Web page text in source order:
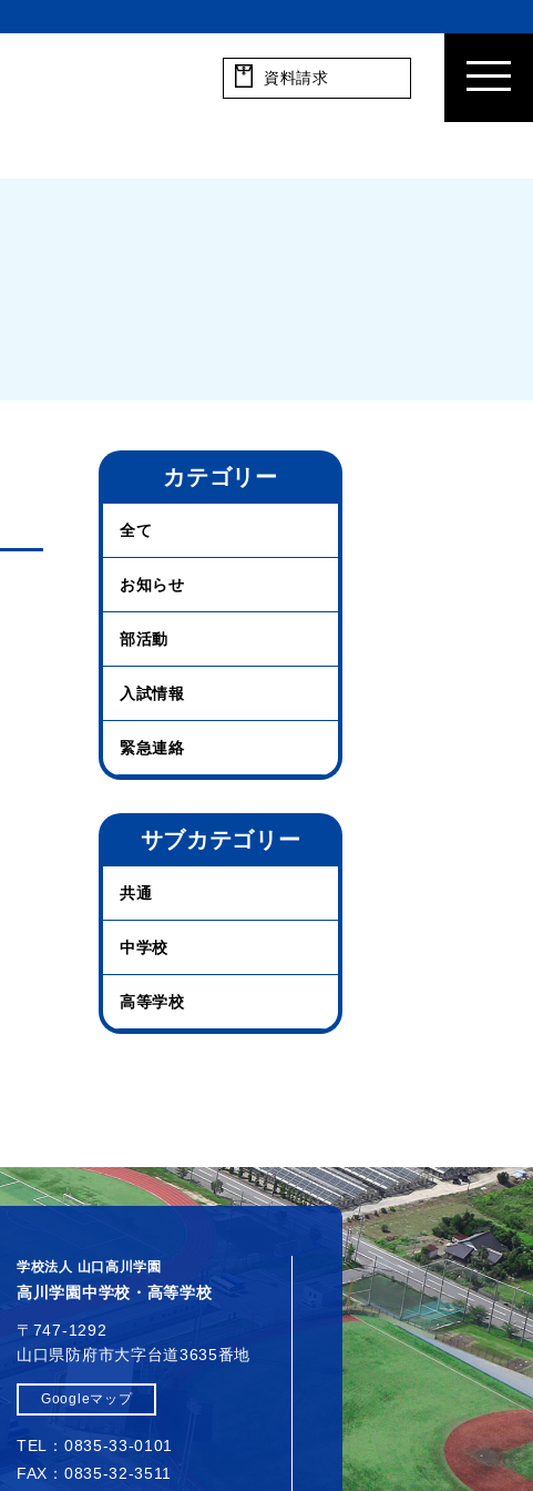
資料請求
カテゴリー
全て
お知らせ
部活動
入試情報
緊急連絡
サブカテゴリー
共通
中学校
高等学校
学校法人 山口高川学園
高川学園中学校・高等学校
〒747-1292
山口県防府市大字台道3635番地
Googleマップ
TEL：0835-33-0101
FAX：0835-32-3511